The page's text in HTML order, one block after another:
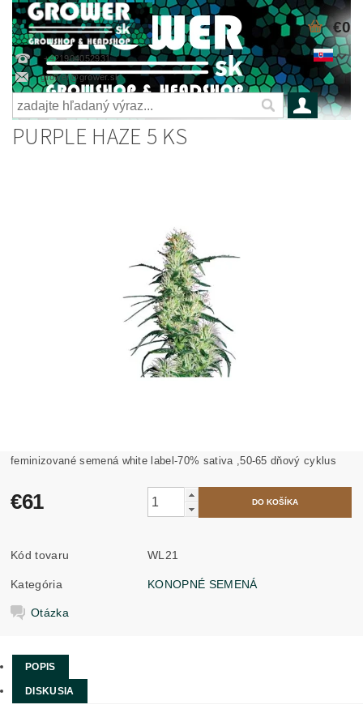
+421904052931
grower@grower.sk
€0
PURPLE HAZE 5 KS
feminizované semená white label-70% sativa ,50-65 dňový cyklus
€61
Kód tovaru WL21
Kategória KONOPNÉ SEMENÁ
Otázka
POPIS
DISKUSIA